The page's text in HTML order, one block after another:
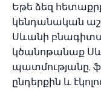
Եթե ​​ձեզ
կենդանական
Սևանի
կծանոթանաք
պատմությանը,
ընդերքին և